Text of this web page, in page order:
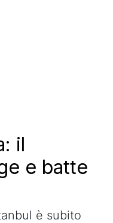
il
e batte
è subito